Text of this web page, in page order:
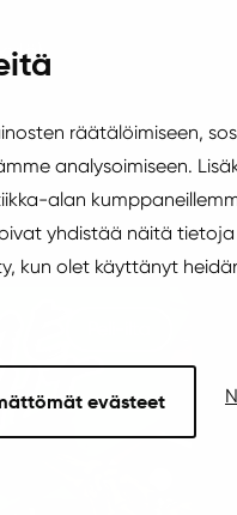
räätälöimiseen,
analysoimiseen.
alan
yhdistää näitä tietoja
kun olet käyttänyt
evästeet